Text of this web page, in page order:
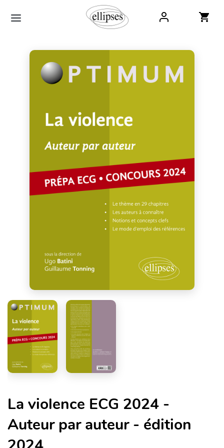
La violence ECG 2024 -
Auteur par auteur - édition